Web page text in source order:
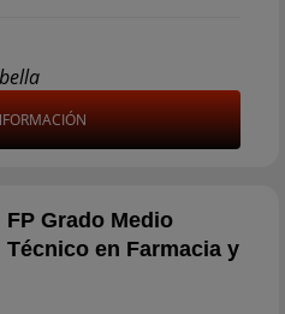
FP Grado Medio
Técnico en Farmacia y